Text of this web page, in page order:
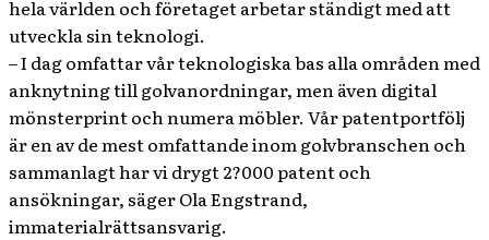
hela världen och företaget arbetar ständigt med att
utveckla sin teknologi.
– I dag omfattar vår teknologiska bas alla områden med
anknytning till golvanordningar, men även digital
mönsterprint och numera möbler. Vår patentportfölj
är en av de mest omfattande inom golvbranschen och
sammanlagt har vi drygt 2?000 patent och
ansökningar, säger Ola Engstrand,
immaterialrättsansvarig.